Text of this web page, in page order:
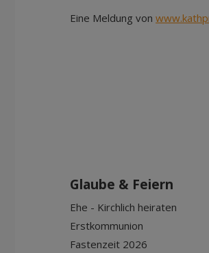
Eine Meldung von
Glaube & Feiern
Ehe - Kirchlich heiraten
Erstkommunion
Fastenzeit 2026